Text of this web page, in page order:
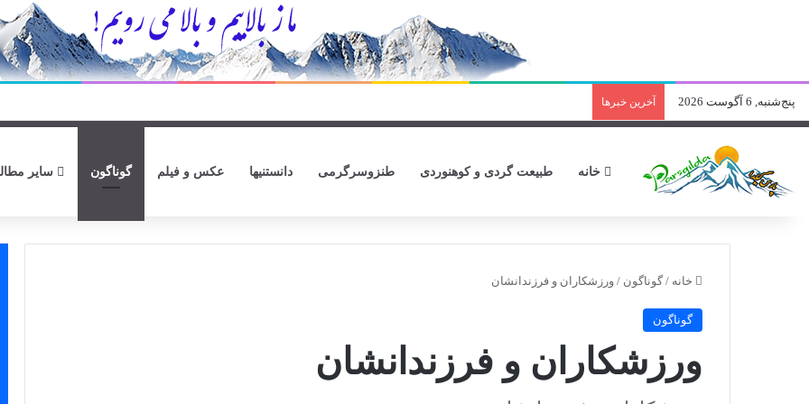
پنج‌شنبه, 6 آگوست 2026 آخرین خبرها
خانه طبیعت گردی و کوهنوردی طنزوسرگرمی دانستنیها عکس و فیلم گوناگون سایر
خانه / گوناگون / ورزشکاران و فرزندانشان
گوناگون
ورزشکاران و فرزندانشان